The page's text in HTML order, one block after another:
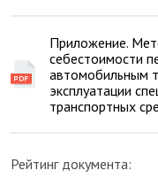
Приложение.
себестоимости
автомобильным
эксплуатации
транспортных
Рейтинг документа: